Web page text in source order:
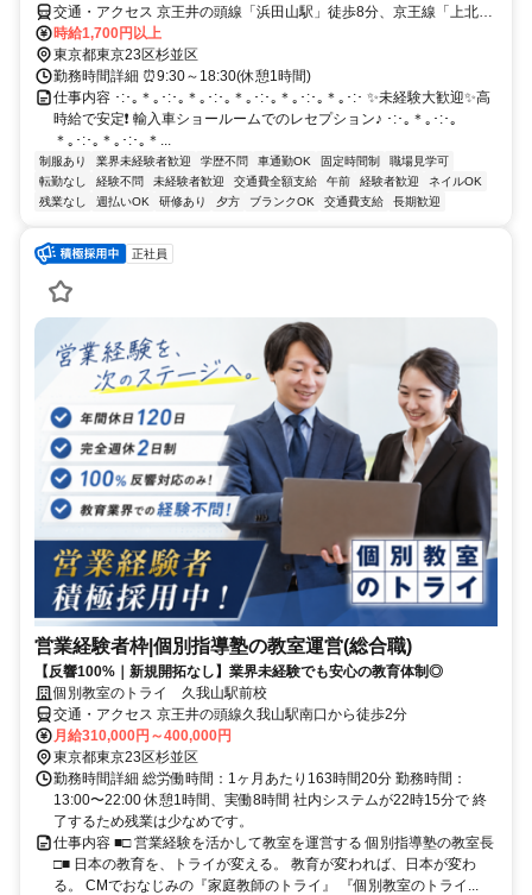
交通・アクセス 京王井の頭線「浜田山駅」徒歩8分、京王線「上北沢
駅」車15分 ★バイク通勤OK ★交通費全額支給
時給1,700円以上
東京都東京23区杉並区
勤務時間詳細 ⏰9:30～18:30(休憩1時間)
仕事内容 ･:･｡＊｡･:･｡＊｡･:･｡＊｡･:･｡＊｡･:･｡＊｡･:･ ✨未経験大歓迎✨高
時給で安定❗ 輸入車ショールームでのレセプション♪ ･:･｡＊｡･:･｡
＊｡･:･｡＊｡･:･｡＊...
制服あり 業界未経験者歓迎 学歴不問 車通勤OK 固定時間制
職場見学可
転勤なし
経験不問 未経験者歓迎 交通費全額支給 午前 経験者歓迎
ネイルOK
残業なし
週払いOK 研修あり 夕方 ブランクOK 交通費支給 長期歓迎
正社員
営業経験者枠|個別指導塾の教室運営(総合職)
【反響100%｜新規開拓なし】業界未経験でも安心の教育体制◎
個別教室のトライ 久我山駅前校
交通・アクセス 京王井の頭線久我山駅南口から徒歩2分
月給310,000円～400,000円
東京都東京23区杉並区
勤務時間詳細 総労働時間：1ヶ月あたり163時間20分 勤務時間：
13:00〜22:00 休憩1時間、実働8時間 社内システムが22時15分で 終
了するため残業は少なめです。
仕事内容 ■□ 営業経験を活かして教室を運営する 個別指導塾の教室長
□■ 日本の教育を、トライが変える。 教育が変われば、日本が変わ
る。 CMでおなじみの『家庭教師のトライ』 『個別教室のトライ...